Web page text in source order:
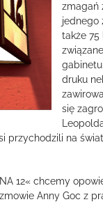
zmagań
jednego
także
druku
się
przychodzili na
12« chcemy
Anny Goc z